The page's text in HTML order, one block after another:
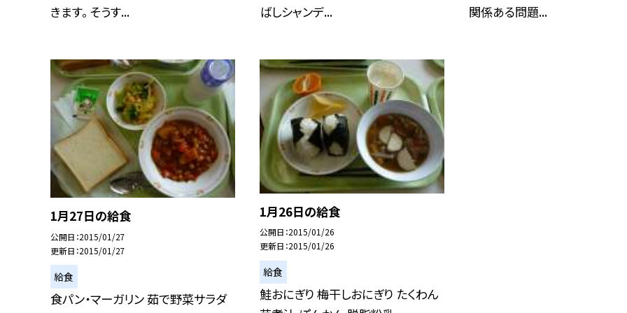
きます。 そうす...
ばしシャンデ...
関係ある問題...
1月27日の給食
公開日 2015/01/27
更新日 2015/01/27
給食
食パン・マーガリン 茹で野菜サラダ
1月26日の給食
公開日 2015/01/26
更新日 2015/01/26
給食
鮭おにぎり 梅干しおにぎり たくわん